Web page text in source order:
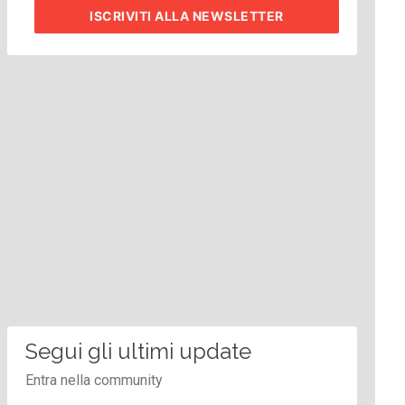
ISCRIVITIALLA NEWSLETTER
Segui gli ultimi update
Entra nella community